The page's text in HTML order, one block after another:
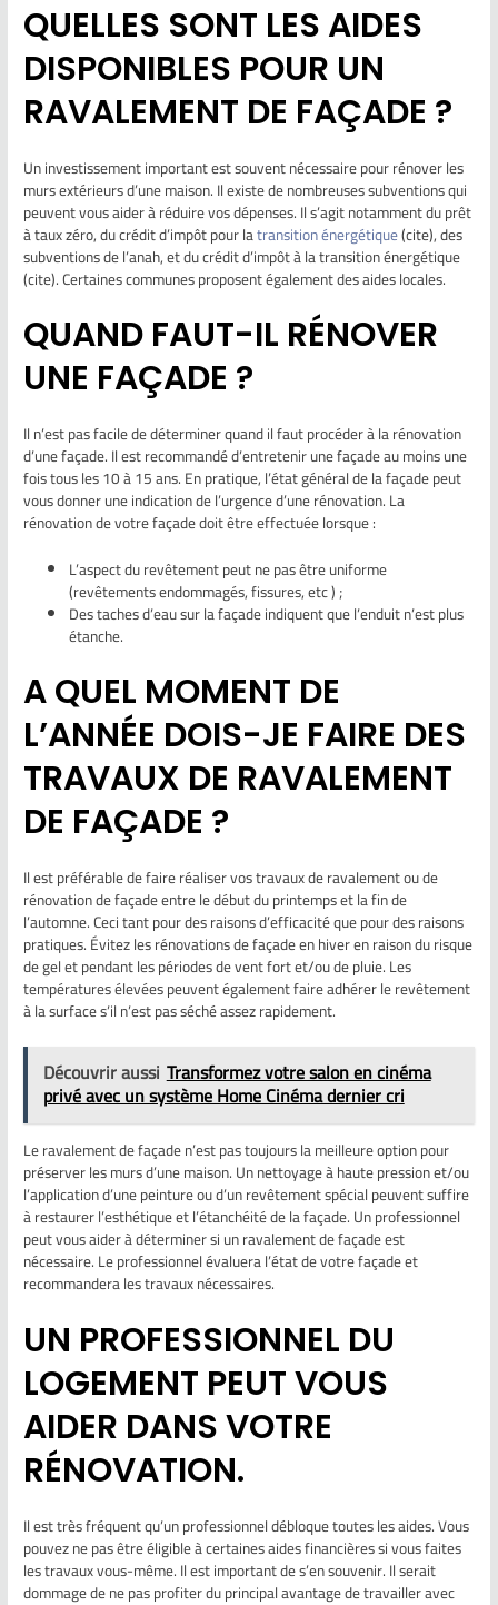
QUELLES SONT LES AIDES
DISPONIBLES POUR UN
RAVALEMENT DE FAÇADE ?
Un investissement important est souvent nécessaire pour rénover les
murs extérieurs d’une maison. Il existe de nombreuses subventions qui
peuvent vous aider à réduire vos dépenses. Il s’agit notamment du prêt
à taux zéro, du crédit d’impôt pour latransition énergétique(cite), des
subventions de l’anah, et du crédit d’impôt à la transition énergétique
(cite). Certaines communes proposent également des aides locales.
QUAND FAUT-IL RÉNOVER
UNE FAÇADE ?
Il n’est pas facile de déterminer quand il faut procéder à la rénovation
d’une façade. Il est recommandé d’entretenir une façade au moins une
fois tous les 10 à 15 ans. En pratique, l’état général de la façade peut
vous donner une indication de l’urgence d’une rénovation. La
rénovation de votre façade doit être effectuée lorsque :
L’aspect du revêtement peut ne pas être uniforme
(revêtements endommagés, fissures, etc ) ;
Des taches d’eau sur la façade indiquent que l’enduit n’est plus
étanche.
A QUEL MOMENT DE
L’ANNÉE DOIS-JE FAIRE DES
TRAVAUX DE RAVALEMENT
DE FAÇADE ?
Il est préférable de faire réaliser vos travaux de ravalement ou de
rénovation de façade entre le début du printemps et la fin de
l’automne. Ceci tant pour des raisons d’efficacité que pour des raisons
pratiques. Évitez les rénovations de façade en hiver en raison du risque
de gel et pendant les périodes de vent fort et/ou de pluie. Les
températures élevées peuvent également faire adhérer le revêtement
à la surface s’il n’est pas séché assez rapidement.
Découvrir aussi Transformez votre salon en cinéma
privé avec un système Home Cinéma dernier cri
Le ravalement de façade n’est pas toujours la meilleure option pour
préserver les murs d’une maison. Un nettoyage à haute pression et/ou
l’application d’une peinture ou d’un revêtement spécial peuvent suffire
à restaurer l’esthétique et l’étanchéité de la façade. Un professionnel
peut vous aider à déterminer si un ravalement de façade est
nécessaire. Le professionnel évaluera l’état de votre façade et
recommandera les travaux nécessaires.
UN PROFESSIONNEL DU
LOGEMENT PEUT VOUS
AIDER DANS VOTRE
RÉNOVATION.
Il est très fréquent qu’un professionnel débloque toutes les aides. Vous
pouvez ne pas être éligible à certaines aides financières si vous faites
les travaux vous-même. Il est important de s’en souvenir. Il serait
dommage de ne pas profiter du principal avantage de travailler avec